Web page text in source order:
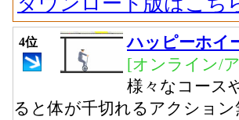
4位
ハッピーホイ
[オンライン/
様々なコース
ると体が千切れるアクショ